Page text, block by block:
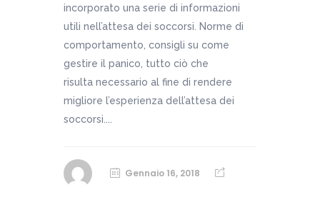
incorporato una serie di informazioni
utili nell’attesa dei soccorsi. Norme di
comportamento, consigli su come
gestire il panico, tutto ciò che
risulta necessario al fine di rendere
migliore l’esperienza dell’attesa dei
soccorsi....
Gennaio 16, 2018